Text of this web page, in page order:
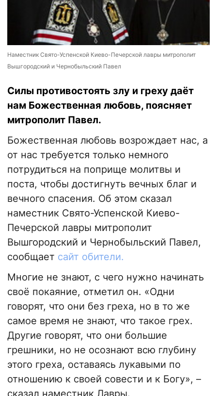
Наместник Свято-Успенской Киево-Печерской лавры митрополит
Вышгородский и Чернобыльский Павел
Силы противостоять злу и греху даёт
нам Божественная любовь, поясняет
митрополит Павел.
Божественная любовь возрождает нас, а
от нас требуется только немного
потрудиться на поприще молитвы и
поста, чтобы достигнуть вечных благ и
вечного спасения. Об этом сказал
наместник Свято-Успенской Киево-
Печерской лавры митрополит
Вышгородский и Чернобыльский Павел,
сообщает сайт обители.
Многие не знают, с чего нужно начинать
своё покаяние, отметил он. «Одни
говорят, что они без греха, но в то же
самое время не знают, что такое грех.
Другие говорят, что они большие
грешники, но не осознают всю глубину
этого греха, оставаясь лукавыми по
отношению к своей совести и к Богу», –